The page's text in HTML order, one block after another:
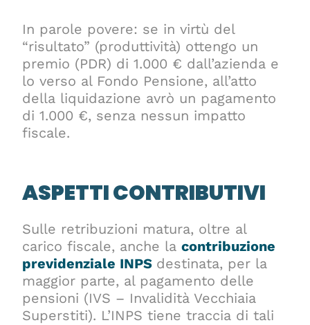
In parole povere: se in virtù del
“risultato” (produttività) ottengo un
premio (PDR) di 1.000 € dall’azienda e
lo verso al Fondo Pensione, all’atto
della liquidazione avrò un pagamento
di 1.000 €, senza nessun impatto
fiscale.
ASPETTI CONTRIBUTIVI
Sulle retribuzioni matura, oltre al
carico fiscale, anche lacontribuzione
previdenziale INPS destinata, per la
maggior parte, al pagamento delle
pensioni (IVS – Invalidità Vecchiaia
Superstiti). L’INPS tiene traccia di tali